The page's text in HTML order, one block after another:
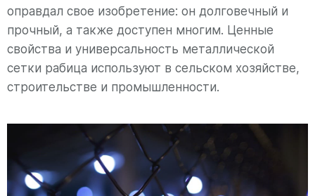
оправдал свое изобретение: он долговечный и
прочный, а также доступен многим. Ценные
свойства и универсальность металлической
сетки рабица используют в сельском хозяйстве,
строительстве и промышленности.